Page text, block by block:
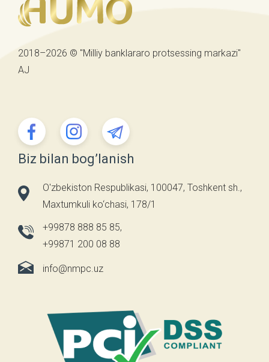
2018–2026 © "Milliy banklararo protsessing markazi"
AJ
Biz bilan bog’lanish
O'zbekiston Respublikasi, 100047, Toshkent sh.,
Maxtumkuli ko‘chasi, 178/1
+99878 888 85 85,
+99871 200 08 88
info@nmpc.uz